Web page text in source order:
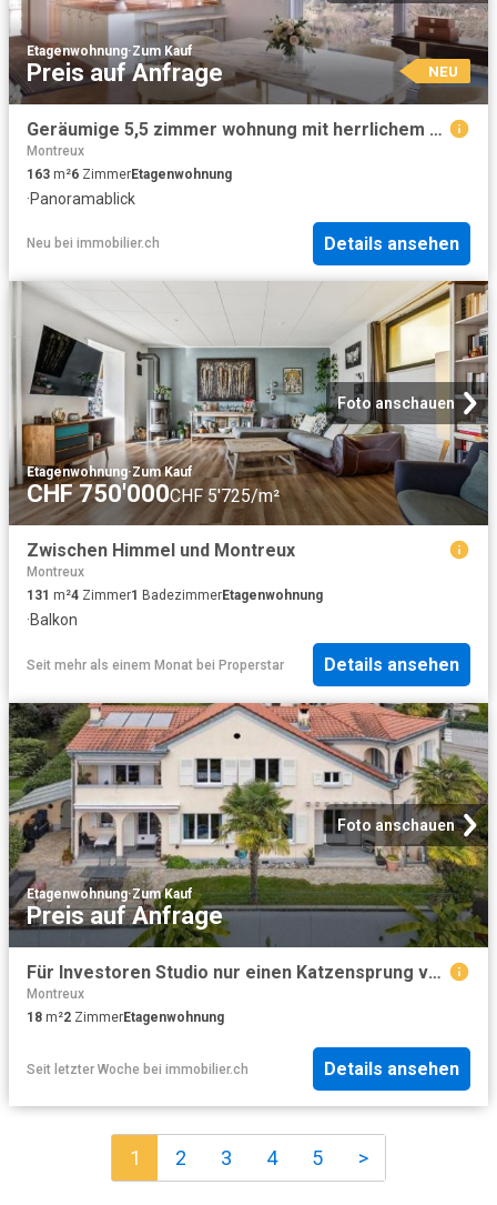
Etagenwohnung·Zum Kauf
Preis auf Anfrage NEU
Geräumige 5,5 zimmer wohnung mit herrlichem blick auf den see und die berge
Montreux
163 m²6 ZimmerEtagenwohnung
·Panoramablick
Neu bei immobilier.ch Details ansehen
Foto anschauen
Etagenwohnung·Zum Kauf
CHF 750'000CHF 5'725/m²
Zwischen Himmel und Montreux
Montreux
131 m²4 Zimmer1 BadezimmerEtagenwohnung
·Balkon
Seit mehr als einem Monat bei Properstar Details ansehen
Foto anschauen
Etagenwohnung·Zum Kauf
Preis auf Anfrage
Für Investoren Studio nur einen Katzensprung vom Zentrum von Montreu
Montreux
18 m²2 ZimmerEtagenwohnung
Seit letzter Woche bei immobilier.ch Details ansehen
1 2 3 4 5 >